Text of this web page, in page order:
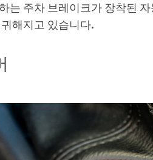
는 주차 브레이크가 장착된
해지고 있습니다.